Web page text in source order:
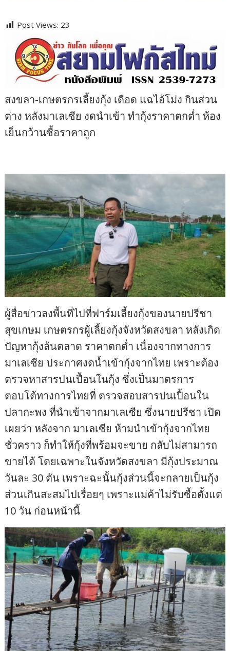
Post Views: 23
สงขลา-เกษตรกรเลี้ยงกุ้ง เดือด แฉไอ้โม่ง กินส่วน
ต่าง หลังมาเลเซีย งดนำเข้า ทำกุ้งราคาตกต่ำ ห้อง
เย็นกว้านซื้อราคาถูก
ผู้สื่อข่าวลงพื้นที่ไปที่ฟาร์มเลี้ยงกุ้งของนายปรีชา
สุขเกษม เกษตรกรผู้เลี้ยงกุ้งจังหวัดสงขลา หลังเกิด
ปัญหากุ้งล้นตลาด ราคาตกต่ำ เนื่องจากทางการ
มาเลเซีย ประกาศงดน้ำเข้ากุ้งจากไทย เพราะต้อง
ตรวจหาสารปนเปื้อนในกุ้ง ซึ่งเป็นมาตรการ
ตอบโต้ทางการไทยที่ ตรวจสอบสารปนเปื้อนใน
ปลากะพง ที่นำเข้าจากมาเลเซีย ซึ่งนายปรีชา เปิด
เผยว่า หลังจาก มาเลเซีย ห้ามนำเข้ากุ้งจากไทย
ชั่วคราว ก็ทำให้กุ้งที่พร้อมจะขาย กลับไม่สามารถ
ขายได้ โดยเฉพาะในจังหวัดสงขลา มีกุ้งประมาณ
วันละ 30 ตัน เพราะฉะนั้นกุ้งส่วนนี้จะกลายเป็นกุ้ง
ส่วนเกินสะสมไปเรื่อยๆ เพราะแม่ค้าไม่รับซื้อตั้งแต่
10 วัน ก่อนหน้านี้